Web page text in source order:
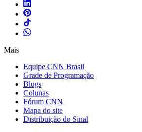
Mais
Equipe CNN Brasil
Grade de Programação
Blogs
Colunas
Fórum CNN
Mapa do site
Distribuição do Sinal